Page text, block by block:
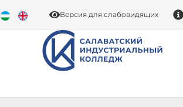
к
содержимому
Версия для слабовидящих